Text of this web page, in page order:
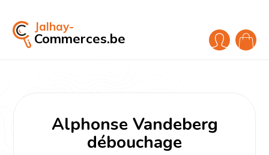
Jalhay-
Commerces.be
Alphonse Vandeberg
débouchage